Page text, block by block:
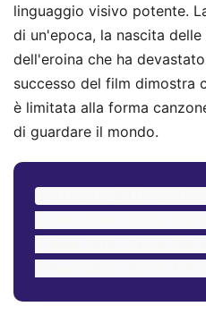
linguaggio visivo potente.
di un'epoca, la nascita
dell'eroina che ha
successo del film dimostra
è limitata alla forma
di guardare il mondo.